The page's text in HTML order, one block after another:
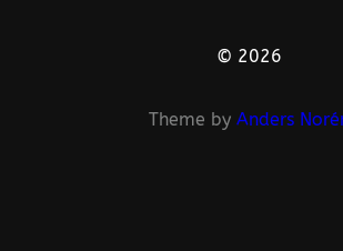
© 2026
Theme by Anders